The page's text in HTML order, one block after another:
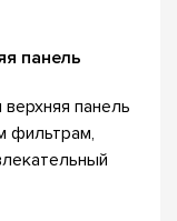
панель
панель
фильтрам,